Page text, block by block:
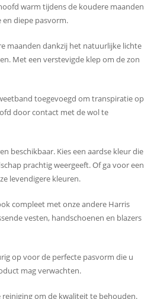
warm tijdens de koudere maanden
diepe pasvorm.
maanden dankzij het natuurlijke lichte
Met een verstevigde klep om de zon
toegevoegd om transpiratie op
door contact met de wol te
beschikbaar. Kies een aardse kleur die
prachtig weergeeft. Of ga voor een
levendigere kleuren.
compleet met onze andere Harris
vesten, handschoenen en blazers
op voor de perfecte pasvorm die u
mag verwachten.
reiniging om de kwaliteit te behouden.